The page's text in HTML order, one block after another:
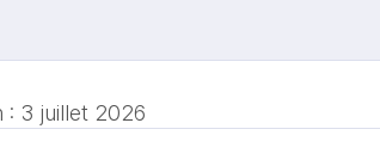
: 3 juillet 2026